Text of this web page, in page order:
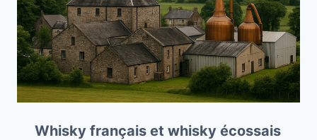
Whisky français et whisky écossais